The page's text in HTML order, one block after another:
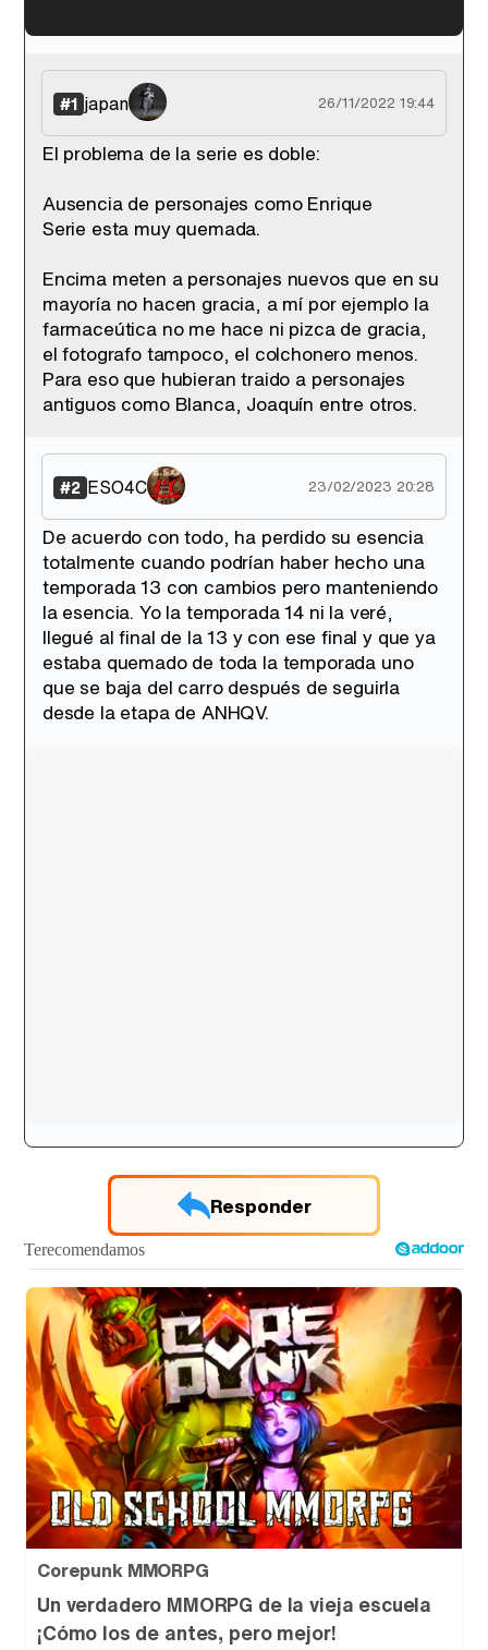
'120 Minutos' celebra sus 2.000 programas en Telemadrid con un vídeo del día a día en la redacción
Tráiler de la tercera temporada de 'The Walking Dead: Dead City' de AMC+
#1 japan 26/11/2022 19:44
El problema de la serie es doble:
Ausencia de personajes como Enrique
Serie esta muy quemada.
Encima meten a personajes nuevos que en su
mayoría no hacen gracia, a mí por ejemplo la
farmaceútica no me hace ni pizca de gracia,
el fotografo tampoco, el colchonero menos.
Para eso que hubieran traido a personajes
antiguos como Blanca, Joaquín entre otros.
#2 ESO4C 23/02/2023 20:28
De acuerdo con todo, ha perdido su esencia
totalmente cuando podrían haber hecho una
temporada 13 con cambios pero manteniendo
la esencia. Yo la temporada 14 ni la veré,
llegué al final de la 13 y con ese final y que ya
estaba quemado de toda la temporada uno
que se baja del carro después de seguirla
desde la etapa de ANHQV.
Responder
Corepunk MMORPG
Un verdadero MMORPG de la vieja escuela
¡Cómo los de antes, pero mejor!